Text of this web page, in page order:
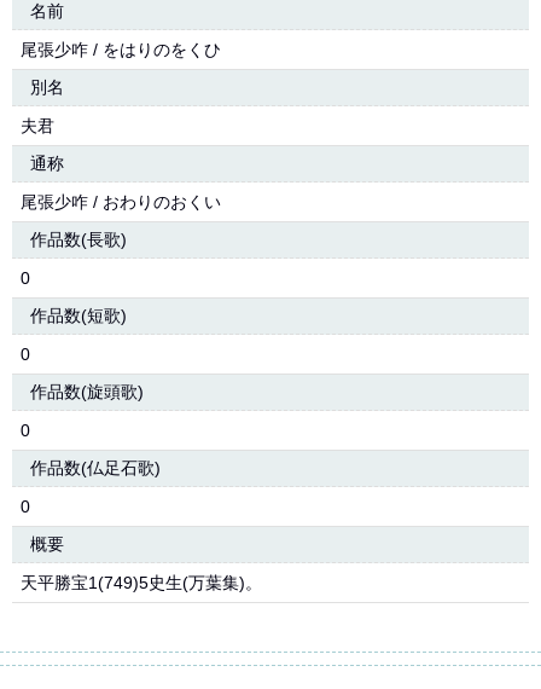
名前
尾張少咋 / をはりのをくひ
別名
夫君
通称
尾張少咋 / おわりのおくい
作品数(長歌)
0
作品数(短歌)
0
作品数(旋頭歌)
0
作品数(仏足石歌)
0
概要
天平勝宝1(749)5史生(万葉集)。